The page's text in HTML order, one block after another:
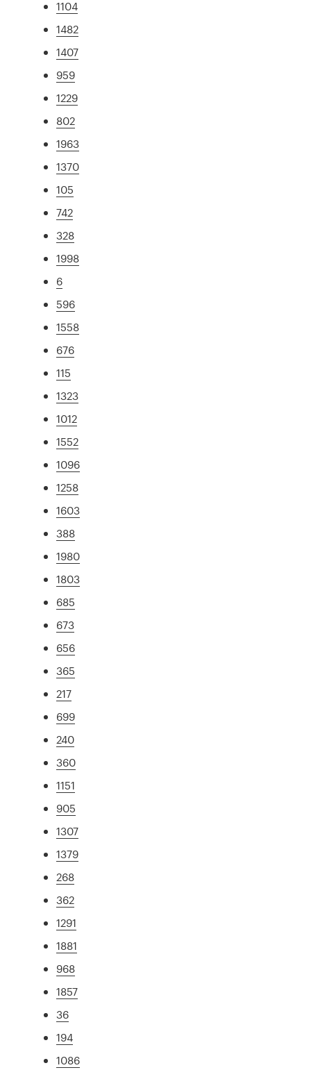
1104
1482
1407
959
1229
802
1963
1370
105
742
328
1998
6
596
1558
676
115
1323
1012
1552
1096
1258
1603
388
1980
1803
685
673
656
365
217
699
240
360
1151
905
1307
1379
268
362
1291
1881
968
1857
36
194
1086